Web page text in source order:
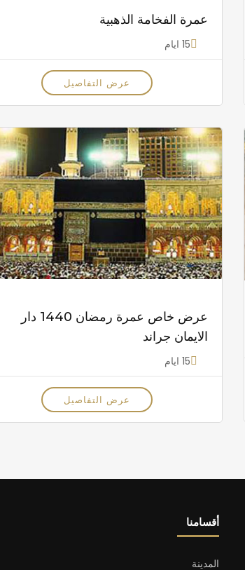
عمرة الفخامة الذهبية
15 ايام
عرض التفاصيل
عرض خاص عمرة رمضان 1440 دار
الايمان جراند
15 ايام
عرض التفاصيل
أقسامنا
المدينة